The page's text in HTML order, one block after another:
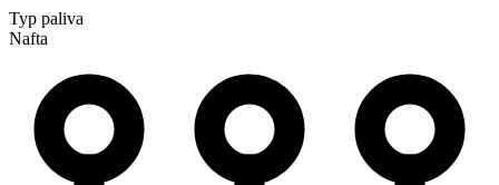
Typ paliva
Nafta